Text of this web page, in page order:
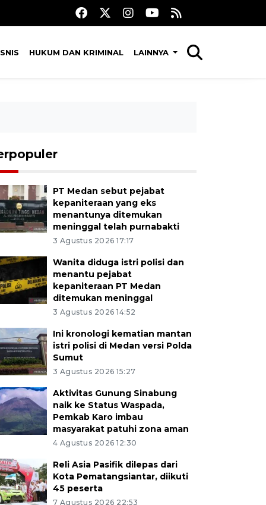
HUKUM DAN KRIMINAL LAINNYA
PT Medan sebut pejabat
kepaniteraan yang eks
menantunya ditemukan
meninggal telah purnabakti
3 Agustus 2026 17:17
Wanita diduga istri polisi dan
menantu pejabat
kepaniteraan PT Medan
ditemukan meninggal
3 Agustus 2026 14:52
Ini kronologi kematian mantan
istri polisi di Medan versi Polda
Sumut
3 Agustus 2026 15:27
Aktivitas Gunung Sinabung
naik ke Status Waspada,
Pemkab Karo imbau
masyarakat patuhi zona aman
4 Agustus 2026 12:30
Reli Asia Pasifik dilepas dari
Kota Pematangsiantar, diikuti
45 peserta
7 Agustus 2026 22:53